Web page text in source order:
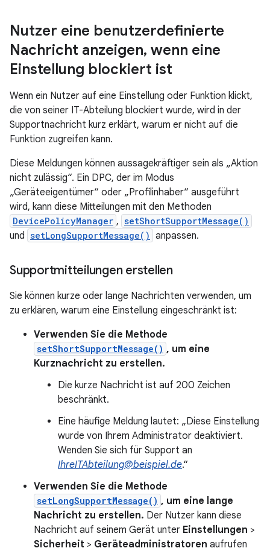
Nutzer eine benutzerdefinierte
Nachricht anzeigen, wenn eine
Einstellung blockiert ist
Wenn ein Nutzer auf eine Einstellung oder Funktion klickt,
die von seiner IT-Abteilung blockiert wurde, wird in der
Supportnachricht kurz erklärt, warum er nicht auf die
Funktion zugreifen kann.
Diese Meldungen können aussagekräftiger sein als „Aktion
nicht zulässig“. Ein DPC, der im Modus
„Geräteeigentümer“ oder „Profilinhaber“ ausgeführt
wird, kann diese Mitteilungen mit den Methoden
DevicePolicyManager , setShortSupportMessage()
und setLongSupportMessage() anpassen.
Supportmitteilungen erstellen
Sie können kurze oder lange Nachrichten verwenden, um
zu erklären, warum eine Einstellung eingeschränkt ist:
Verwenden Sie die Methode
setShortSupportMessage() , um eine
Kurznachricht zu erstellen.
Die kurze Nachricht ist auf 200 Zeichen
beschränkt.
Eine häufige Meldung lautet: „Diese Einstellung
wurde von Ihrem Administrator deaktiviert.
Wenden Sie sich für Support an
IhreITAbteilung@beispiel.de.“
Verwenden Sie die Methode
setLongSupportMessage() , um eine lange
Nachricht zu erstellen. Der Nutzer kann diese
Nachricht auf seinem Gerät unter Einstellungen >
Sicherheit > Geräteadministratoren aufrufen